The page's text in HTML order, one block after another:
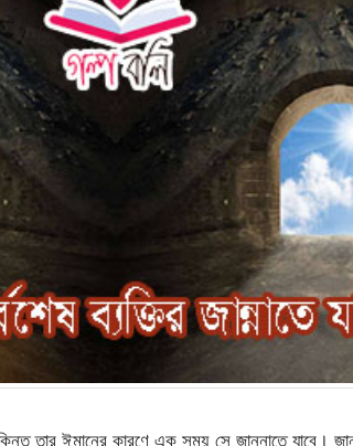
তার ঈমানের কারণে এক সময় সে জান্নাতে যাবে।